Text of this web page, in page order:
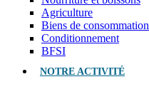
Agriculture
Biens de consommation
Conditionnement
BFSI
NOTRE ACTIVITÉ